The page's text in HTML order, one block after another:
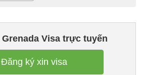
Visa trực tuyến
Đăng ký xin visa